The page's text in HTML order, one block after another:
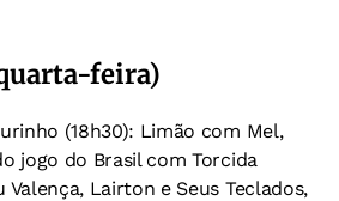
feira)
(18h30): Limão com Mel,
jogo do Brasil com Torcida
Valença, Lairton e Seus Teclados,